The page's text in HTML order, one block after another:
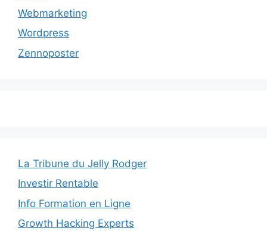
Webmarketing
Wordpress
Zennoposter
La Tribune du Jelly Rodger
Investir Rentable
Info Formation en Ligne
Growth Hacking Experts